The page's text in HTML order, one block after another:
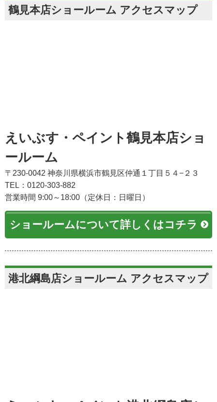
鶴見本店ショールーム アクセスマップ
えいぶす・ペイント鶴見本店ショ
ールーム
〒230-0042 神奈川県横浜市鶴見区仲通１丁目５４−２３
TEL：0120-303-882
営業時間 9:00～18:00（定休日：日曜日）
ショールームについて詳しくはコチラ
港北綱島店ショールーム アクセスマップ